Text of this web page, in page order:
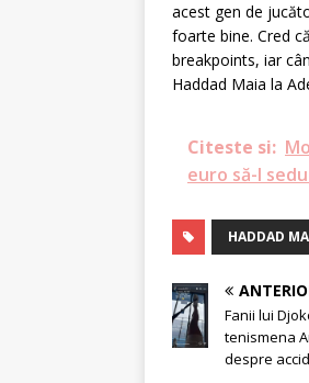
acest gen de
foarte bine. Cred
breakpoints, iar
Haddad Maia la
Citeste si:
euro să-l
HADDAD
Fanii lui
tenismena
despre